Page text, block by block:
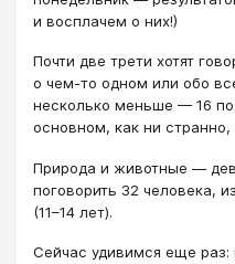
и восплачем о них!)
Почти две трети хотят
о чем-то одном или обо
несколько меньше — 16
основном, как ни
Природа и животные —
поговорить 32 человека,
(11–14 лет).
Сейчас удивимся еще раз: